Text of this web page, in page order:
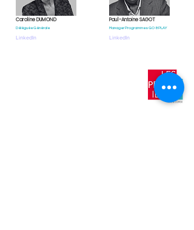
Caroline DUMOND
Déléguée Générale
LinkedIn
Paul-Antoine SAGOT
Manager Programmes GO & PLAY
LinkedIn